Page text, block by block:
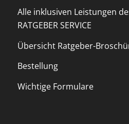
Alle inklusiven Leistungen
RATGEBER SERVICE
Übersicht Ratgeber-
Bestellung
Wichtige Formulare